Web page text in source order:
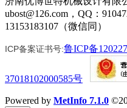
ubost@126.com，QQ：
13153183107（微信同）
ICP备案证书号:鲁ICP备
37018102000585号
Powered by MetInfo 7.1.0